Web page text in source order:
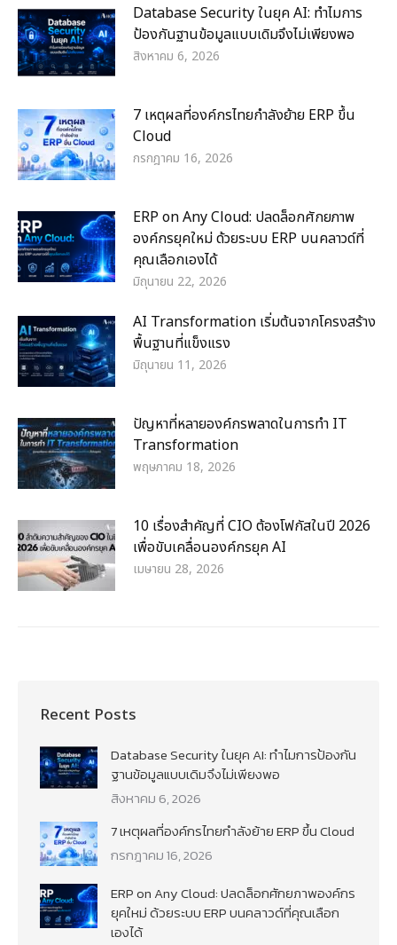
Database Security ในยุค AI: ทำไมการ
ป้องกันฐานข้อมูลแบบเดิมจึงไม่เพียงพอ
สิงหาคม 6, 2026
7 เหตุผลที่องค์กรไทยกำลังย้าย ERP ขึ้น
Cloud
กรกฎาคม 16, 2026
ERP on Any Cloud: ปลดล็อกศักยภาพ
องค์กรยุคใหม่ ด้วยระบบ ERP บนคลาวด์ที่
คุณเลือกเองได้
มิถุนายน 22, 2026
AI Transformation เริ่มต้นจากโครงสร้าง
พื้นฐานที่แข็งแรง
มิถุนายน 11, 2026
ปัญหาที่หลายองค์กรพลาดในการทำ IT
Transformation
พฤษภาคม 18, 2026
10 เรื่องสำคัญที่ CIO ต้องโฟกัสในปี 2026
เพื่อขับเคลื่อนองค์กรยุค AI
เมษายน 28, 2026
Recent Posts
Database Security ในยุค AI: ทำไมการป้องกัน
ฐานข้อมูลแบบเดิมจึงไม่เพียงพอ
สิงหาคม 6, 2026
7 เหตุผลที่องค์กรไทยกำลังย้าย ERP ขึ้น Cloud
กรกฎาคม 16, 2026
ERP on Any Cloud: ปลดล็อกศักยภาพองค์กร
ยุคใหม่ ด้วยระบบ ERP บนคลาวด์ที่คุณเลือก
เองได้